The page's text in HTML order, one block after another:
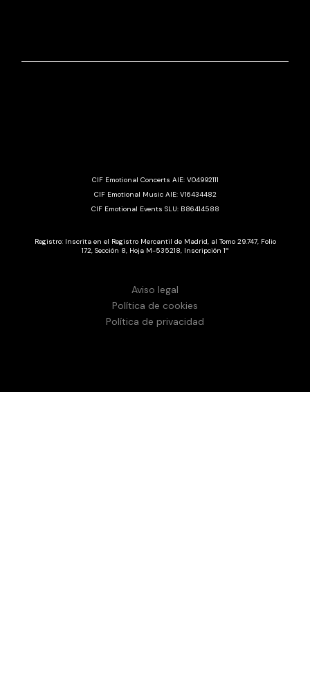
CIF Emotional Concerts AIE: V04992111
CIF Emotional Music AIE: V16434482
CIF Emotional Events SLU: B86414588
Registro: Inscrita en el Registro Mercantil de Madrid, al Tomo 29.747, Folio
172, Sección 8, Hoja M-535218, Inscripción 1ª
Aviso legal
Política de cookies
Política de privacidad